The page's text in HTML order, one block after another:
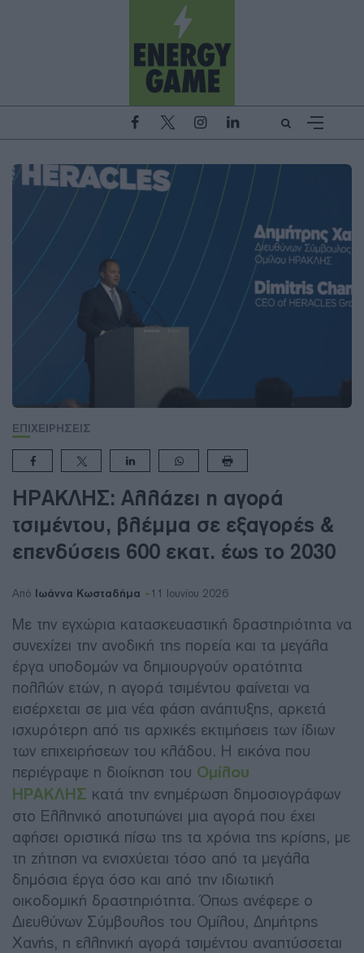
ΕΠΙΧΕΙΡΗΣΕΙΣ
ΗΡΑΚΛΗΣ: Αλλάζει η αγορά
τσιμέντου, βλέμμα σε εξαγορές &
επενδύσεις 600 εκατ. έως το 2030
Από Ιωάννα Κωσταδήμα 11 Ιουνίου 2026
Με την εγχώρια κατασκευαστική δραστηριότητα να
συνεχίζει την ανοδική της πορεία και τα μεγάλα
έργα υποδομών να δημιουργούν ορατότητα
πολλών ετών, η αγορά τσιμέντου φαίνεται να
εισέρχεται σε μια νέα φάση ανάπτυξης, αρκετά
ισχυρότερη από τις αρχικές εκτιμήσεις των ίδιων
των επιχειρήσεων του κλάδου. Η εικόνα που
περιέγραψε η διοίκηση του Ομίλου
ΗΡΑΚΛΗΣ κατά την ενημέρωση δημοσιογράφων
στο Ελληνικό αποτυπώνει μια αγορά που έχει
αφήσει οριστικά πίσω της τα χρόνια της κρίσης, με
τη ζήτηση να ενισχύεται τόσο από τα μεγάλα
δημόσια έργα όσο και από την ιδιωτική
οικοδομική δραστηριότητα. Όπως ανέφερε ο
Διευθύνων Σύμβουλος του Ομίλου, Δημήτρης
Χανής, η ελληνική αγορά τσιμέντου αναπτύσσεται